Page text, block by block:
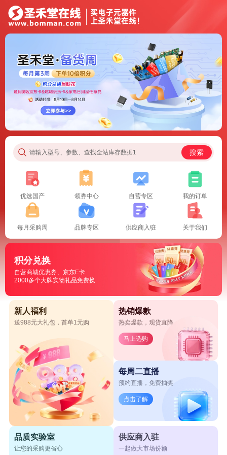
请输入型号、参数、查找全站库存数据1 搜索
优选国产 领券中心 自营专区 我的订单
每月采购周 品牌专区 供应商入驻 关于我们
积分兑换
自营商城优惠券、京东E卡
2000多个大牌实物礼品免费换
新人福利
送988元大礼包，首单1元购
热销爆款
热卖爆款，现货直降
马上选购
每周二直播
预约直播，免费抽奖
点击了解
品质实验室
让您的采购更省心
供应商入驻
一起做大市场份额